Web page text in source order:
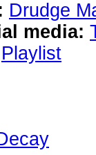
Drudge
media:
Playlist